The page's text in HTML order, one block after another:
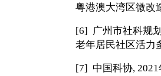
粤港澳大湾区微
[6] 广州市社科规
老年居民社区活力
[7] 中国科协, 2021